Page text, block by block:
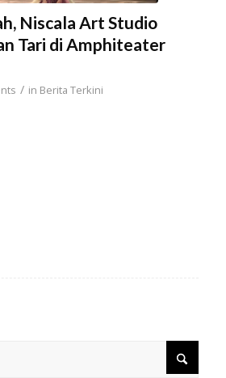
Niscala Art Studio
Tari di Amphiteater
/ in Berita Terkini